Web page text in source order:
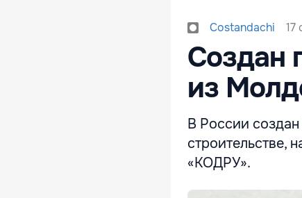
Costandachi 17
Создан
из
В России
строительстве,
«КОДРУ».